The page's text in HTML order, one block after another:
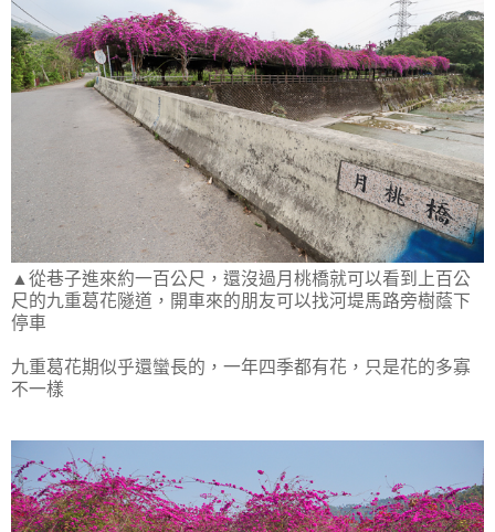
▲從巷子進來約一百公尺，還沒過月桃橋就可以看到上百公
尺的九重葛花隧道，開車來的朋友可以找河堤馬路旁樹蔭下
停車
九重葛花期似乎還蠻長的，一年四季都有花，只是花的多寡
不一樣